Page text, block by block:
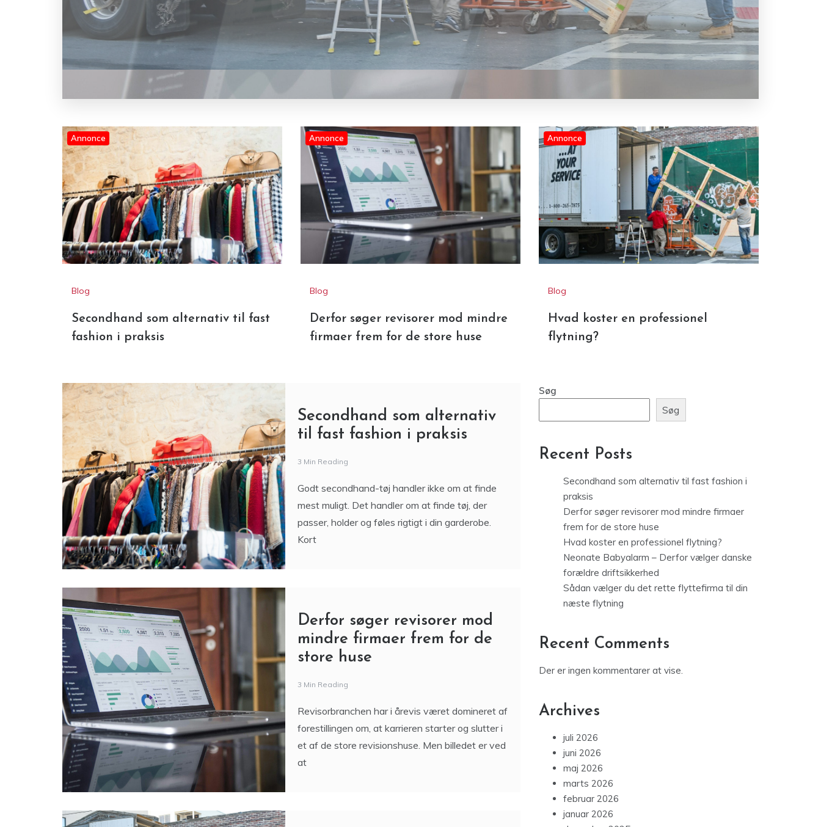
Blog
Secondhand som alternativ til fast
fashion i praksis
Blog
Derfor søger revisorer mod mindre
firmaer frem for de store huse
Blog
Hvad koster en professionel
flytning?
til fast fashion i praksis
3 Min Reading
Godt secondhand-tøj handler ikke om at finde
passer, holder og føles rigtigt i din garderobe.
mindre firmaer frem for de
store huse
3 Min Reading
Revisorbranchen har i årevis været domineret af
Secondhand som alternativ til fast fashion i
Derfor søger revisorer mod mindre firmaer
frem for de store huse
Hvad koster en professionel flytning?
Neonate Babyalarm – Derfor vælger danske
forældre driftsikkerhed
Sådan vælger du det rette flyttefirma til din
næste flytning
Der er ingen kommentarer at vise.
juli 2026
maj 2026
marts 2026
februar 2026
januar 2026
december 2025
november 2025